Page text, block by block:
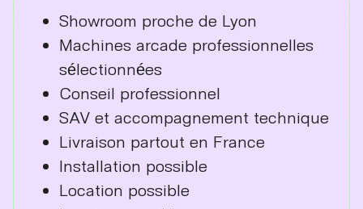
Showroom proche de Lyon
Machines arcade professionnelles
sélectionnées
Conseil professionnel
SAV et accompagnement technique
Livraison partout en France
Installation possible
Location possible